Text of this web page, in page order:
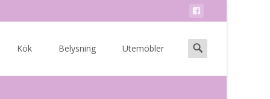
Kök Belysning Utemöbler
Search
for: